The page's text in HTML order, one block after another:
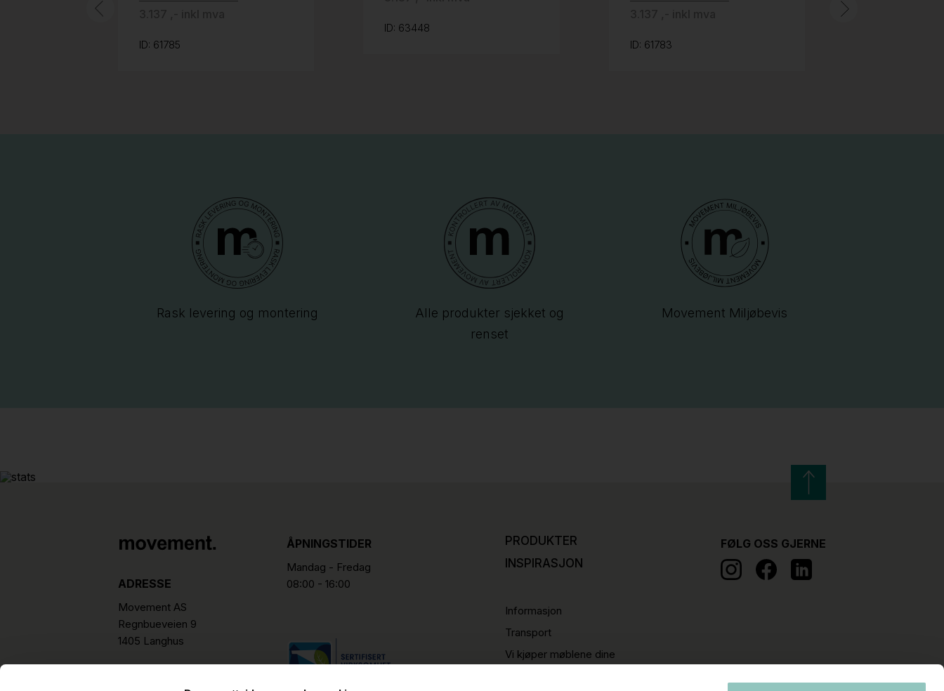
ID: 61785
ID: 63448
ID: 61783
Rask levering og montering
Alle produkter sjekket og
renset
Movement Miljøbevis
ADRESSE
Movement AS
Regnbueveien 9
1405 Langhus
hello@movement.as
ÅPNINGSTIDER
Mandag - Fredag
08:00 - 16:00
PRODUKTER
INSPIRASJON
Informasjon
Transport
Vi kjøper møblene dine
FØLG OSS GJERNE